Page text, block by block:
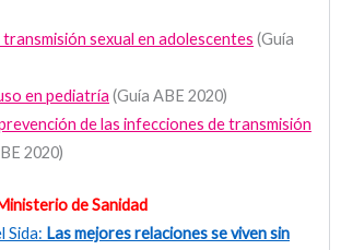
sexual en adolescentes (Guía
en pediatría (Guía ABE 2020)
de las infecciones de transmisión
2020)
de Sanidad
Sida: Las mejores relaciones se viven sin